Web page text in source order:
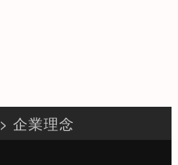
>企業理念